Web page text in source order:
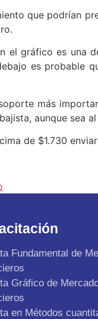
que podrían
el gráfico es una
es probable
más
aunque sea
de $1.730
Fundamental de
Gráfico de
en Métodos